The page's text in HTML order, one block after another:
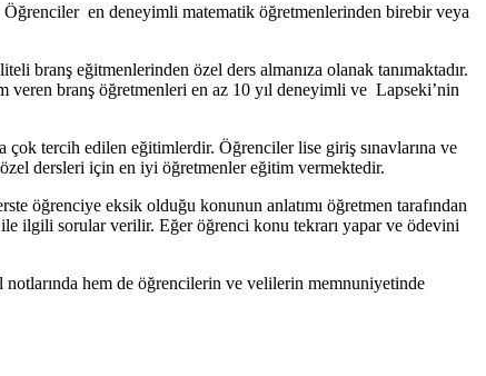
en deneyimli matematik öğretmenlerinden birebir veya
branş eğitmenlerinden özel ders almanıza olanak tanımaktadır.
veren branş öğretmenleri en az 10 yıl deneyimli ve Lapseki’nin
tercih edilen eğitimlerdir. Öğrenciler lise giriş sınavlarına ve
dersleri için en iyi öğretmenler eğitim vermektedir.
öğrenciye eksik olduğu konunun anlatımı öğretmen tarafından
ilgili sorular verilir. Eğer öğrenci konu tekrarı yapar ve ödevini
notlarında hem de öğrencilerin ve velilerin memnuniyetinde